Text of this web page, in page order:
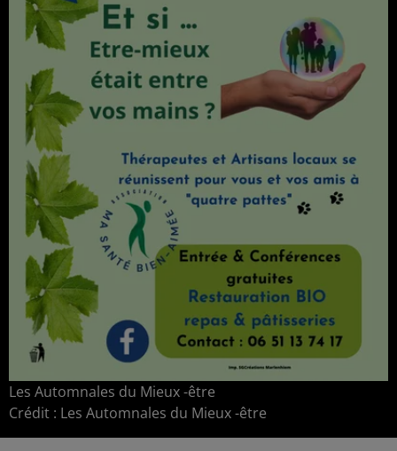
Les Automnales du Mieux -être
Crédit : Les Automnales du Mieux -être